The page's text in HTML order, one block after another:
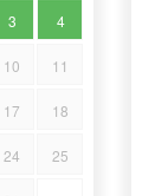
3 4
10 11
17 18
24 25